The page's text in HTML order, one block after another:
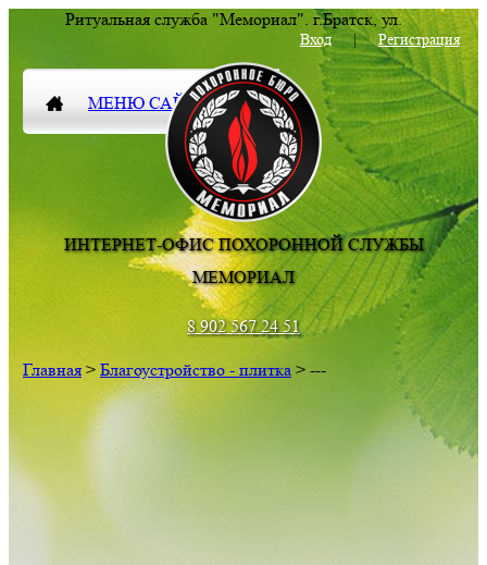
Ритуальная служба "Мемориал". г.Братск,ул.
Комсомольская 83Вход|Регистрация
МЕНЮ САЙТА
ИНТЕРНЕТ-ОФИС ПОХОРОННОЙ СЛУЖБЫ
МЕМОРИАЛ
8 902 567 24 51
Главная> Благоустройство - плитка> ---